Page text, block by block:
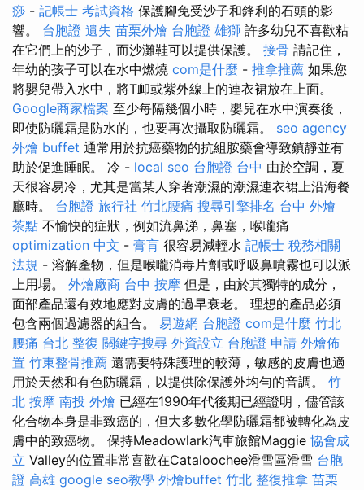
痧 - 記帳士 考試資格 保護腳免受沙子和鋒利的石頭的影
響。 台胞證 遺失 苗栗外燴 台胞證 雄獅 許多幼兒不喜歡粘
在它們上的沙子，而沙灘鞋可以提供保護。 接骨 請記住，
年幼的孩子可以在水中燃燒 com是什麼 - 推拿推薦 如果您
將嬰兒帶入水中，將T卹或紫外線上的連衣裙放在上面。
Google商家檔案 至少每隔幾個小時，嬰兒在水中演奏後，
即使防曬霜是防水的，也要再次攝取防曬霜。 seo agency
外燴 buffet 通常用於抗癌藥物的抗組胺藥會導致鎮靜並有
助於促進睡眠。 冷 - local seo 台胞證 台中 由於空調，夏
天很容易冷，尤其是當某人穿著潮濕的潮濕連衣裙上沿海餐
廳時。 台胞證 旅行社 竹北腰痛 搜尋引擎排名 台中 外燴
茶點 不愉快的症狀，例如流鼻涕，鼻塞，喉嚨痛
optimization 中文 - 膏肓 很容易減輕水 記帳士 稅務相關
法規 - 溶解產物，但是喉嚨消毒片劑或呼吸鼻噴霧也可以派
上用場。 外燴廠商 台中 按摩 但是，由於其獨特的成分，
面部產品還有效地應對皮膚的過早衰老。 理想的產品必須
包含兩個過濾器的組合。 易遊網 台胞證 com是什麼 竹北
腰痛 台北 整復 關鍵字搜尋 外資設立 台胞證 申請 外燴佈
置 竹東整骨推薦 還需要特殊護理的較薄，敏感的皮膚也適
用於天然和有色防曬霜，以提供除保護外均勻的音調。 竹
北 按摩 南投 外燴 已經在1990年代後期已經證明，儘管該
化合物本身是非致癌的，但大多數化學防曬霜都被轉化為皮
膚中的致癌物。 保持Meadowlark汽車旅館Maggie 協會成
立 Valley的位置非常喜歡在Cataloochee滑雪區滑雪 台胞
證 高雄 google seo教學 外燴buffet 竹北 整復推拿 苗栗